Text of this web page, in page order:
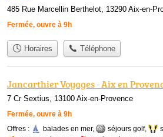
485 Rue Marcellin Berthelot, 13290 Aix-en-
Fermée, ouvre à 9h
Horaires Téléphone
Jancarthier Voyages - Aix en
7 Cr Sextius, 13100 Aix-en-Provence
Fermée, ouvre à 9h
Offres : balades en mer, séjours golf,